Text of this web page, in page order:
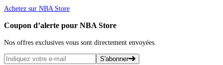
Achetez sur NBA Store
Coupon d’alerte pour NBA Store
Nos offres exclusives vous sont directement envoyées.
S'abonner